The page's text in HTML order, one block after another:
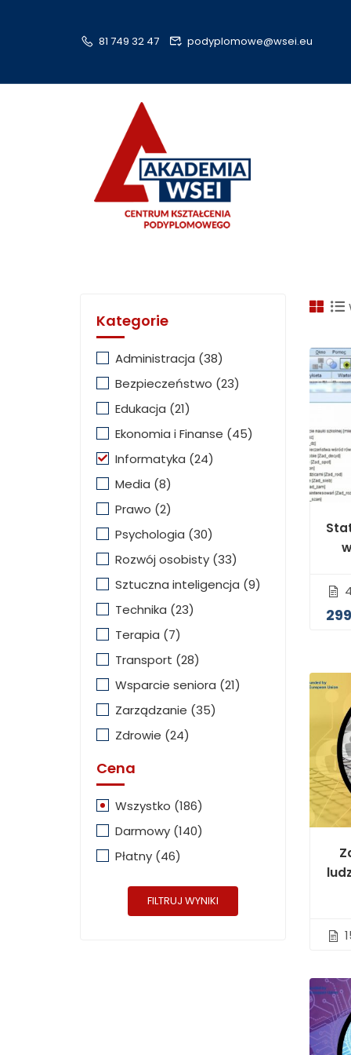
81 749 32 47 podyplomowe@wsei.eu
Kategorie
Administracja (38)
Bezpieczeństwo (23)
Edukacja (21)
Ekonomia i Finanse (45)
Informatyka (24)
Media (8)
Prawo (2)
Psychologia (30)
Rozwój osobisty (33)
Sztuczna inteligencja (9)
Technika (23)
Terapia (7)
Transport (28)
Wsparcie seniora (21)
Zarządzanie (35)
Zdrowie (24)
Cena
Wszystko (186)
Darmowy (140)
Płatny (46)
FILTRUJ WYNIKI